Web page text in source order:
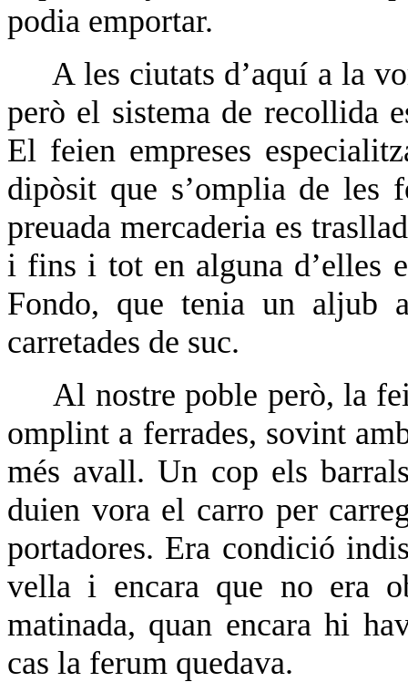
podia emportar.
A les ciutats d’aquí a la
però el sistema de recollida
El feien empreses
dipòsit que s’omplia de les
preuada mercaderia es
i fins i tot en alguna d’elles
Fondo, que tenia un aljub
carretades de suc.
Al nostre poble però, la
omplint a ferrades, sovint
més avall. Un cop els
duien vora el carro per
portadores. Era condició
vella i encara que no era
matinada, quan encara hi
cas la ferum quedava.